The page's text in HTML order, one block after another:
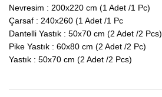
Nevresim : 200x220 cm (1 Adet /1 Pc)
Çarsaf : 240x260 (1 Adet /1 Pc
Dantelli Yastık : 50x70 cm (2 Adet /2 Pcs)
Pike Yastık : 60x80 cm (2 Adet /2 Pc)
Yastık : 50x70 cm (2 Adet /2 Pcs)